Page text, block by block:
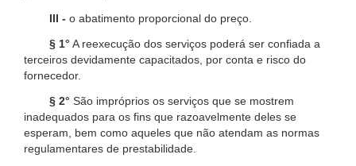
III - o abatimento proporcional do preço.
§ 1° A reexecução dos serviços poderá ser confiada a
terceiros devidamente capacitados, por conta e risco do
fornecedor.
§ 2° São impróprios os serviços que se mostrem
inadequados para os fins que razoavelmente deles se
esperam, bem como aqueles que não atendam as normas
regulamentares de prestabilidade.